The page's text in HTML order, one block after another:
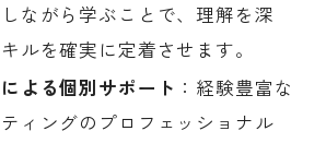
ながら学ぶことで、理解を深
ルを確実に定着させます。
よる個別サポート ：経験豊富な
ィングのプロフェッショナル